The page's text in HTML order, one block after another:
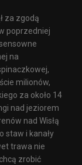
za zgodą
poprzedniej
na
milionów,
za około 14
nad jeziorem
nad Wisłą
staw i kanały
trawa nie
zrobić